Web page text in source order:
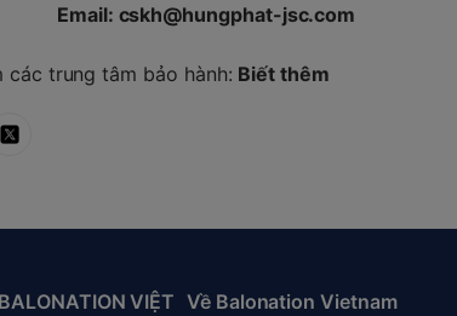
Email: cskh@hungphat-jsc.com
các trung tâm bảo hành: Biết thêm
VIỆT Về Balonation Vietnam